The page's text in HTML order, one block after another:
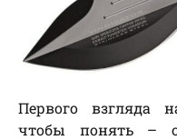
Первого взгляда
чтобы понять –